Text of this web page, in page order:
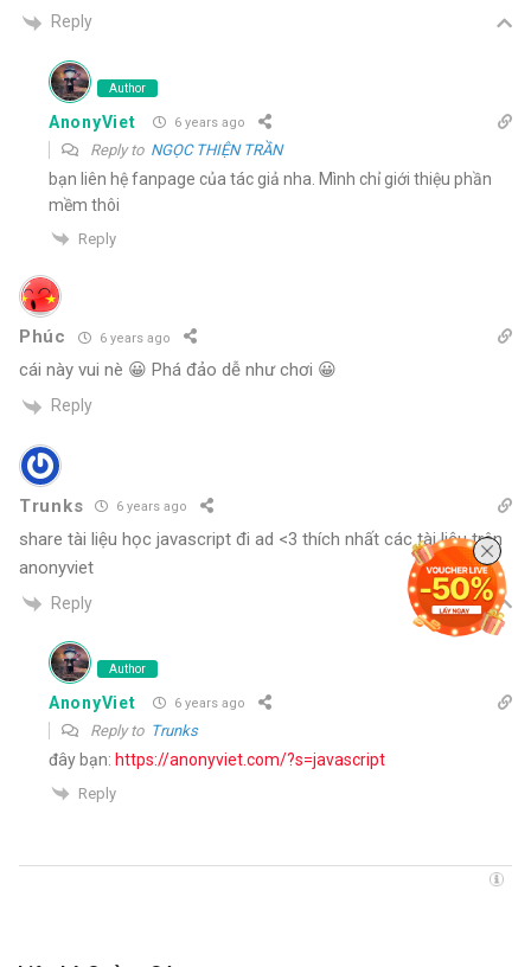
Reply
Author
AnonyViet 6 years ago
Reply to NGỌC THIỆN TRẦN
bạn liên hệ fanpage của tác giả nha. Mình chỉ giới thiệu phần
mềm thôi
Reply
Phúc 6 years ago
cái này vui nè 😀 Phá đảo dễ như chơi 😀
Reply
Trunks 6 years ago
share tài liệu học javascript đi ad <3 thích nhất các tài liệu trên
anonyviet
Reply
Author
AnonyViet 6 years ago
Reply to Trunks
đây bạn: https://anonyviet.com/?s=javascript
Reply